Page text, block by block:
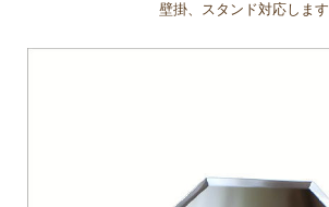
壁掛、スタンド対応します